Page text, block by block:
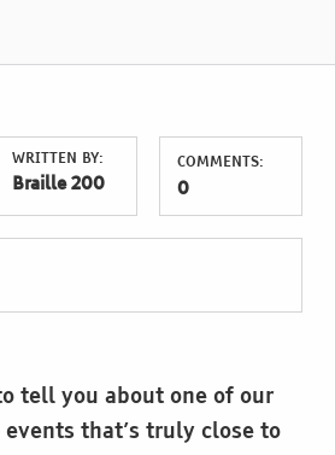
WRITTEN BY:
Braille 200
COMMENTS:
0
to tell you about one of our
that’s truly close to